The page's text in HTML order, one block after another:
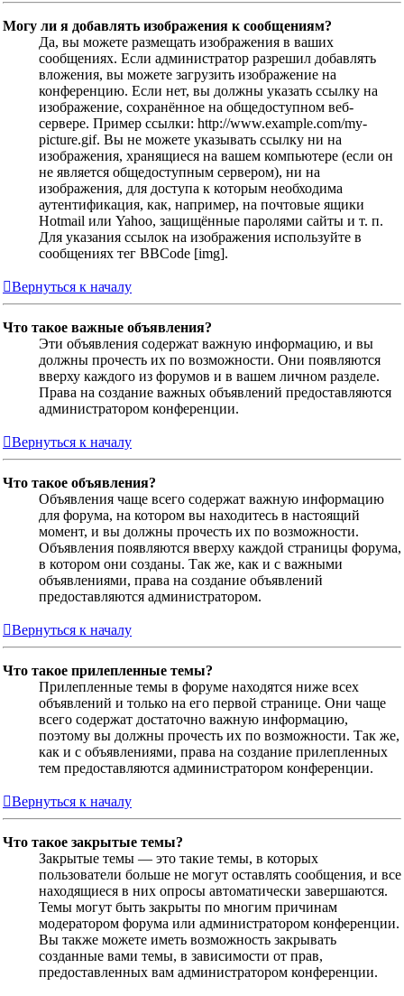
Могу ли я добавлять изображения к сообщениям?
Да, вы можете размещать изображения в ваших
сообщениях. Если администратор разрешил добавлять
вложения, вы можете загрузить изображение на
конференцию. Если нет, вы должны указать ссылку на
изображение, сохранённое на общедоступном веб-
сервере. Пример ссылки: http://www.example.com/my-
picture.gif. Вы не можете указывать ссылку ни на
изображения, хранящиеся на вашем компьютере (если он
не является общедоступным сервером), ни на
изображения, для доступа к которым необходима
аутентификация, как, например, на почтовые ящики
Hotmail или Yahoo, защищённые паролями сайты и т. п.
Для указания ссылок на изображения используйте в
сообщениях тег BBCode [img].
Вернуться к началу
Что такое важные объявления?
Эти объявления содержат важную информацию, и вы
должны прочесть их по возможности. Они появляются
вверху каждого из форумов и в вашем личном разделе.
Права на создание важных объявлений предоставляются
администратором конференции.
Вернуться к началу
Что такое объявления?
Объявления чаще всего содержат важную информацию
для форума, на котором вы находитесь в настоящий
момент, и вы должны прочесть их по возможности.
Объявления появляются вверху каждой страницы форума,
в котором они созданы. Так же, как и с важными
объявлениями, права на создание объявлений
предоставляются администратором.
Вернуться к началу
Что такое прилепленные темы?
Прилепленные темы в форуме находятся ниже всех
объявлений и только на его первой странице. Они чаще
всего содержат достаточно важную информацию,
поэтому вы должны прочесть их по возможности. Так же,
как и с объявлениями, права на создание прилепленных
тем предоставляются администратором конференции.
Вернуться к началу
Что такое закрытые темы?
Закрытые темы — это такие темы, в которых
пользователи больше не могут оставлять сообщения, и все
находящиеся в них опросы автоматически завершаются.
Темы могут быть закрыты по многим причинам
модератором форума или администратором конференции.
Вы также можете иметь возможность закрывать
созданные вами темы, в зависимости от прав,
предоставленных вам администратором конференции.